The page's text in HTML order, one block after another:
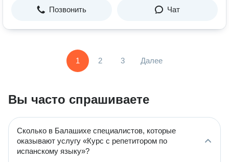
Позвонить Чат
1 2 3 Далее
Вы часто спрашиваете
Сколько в Балашихе специалистов, которые
оказывают услугу «Курс с репетитором по
испанскому языку»?